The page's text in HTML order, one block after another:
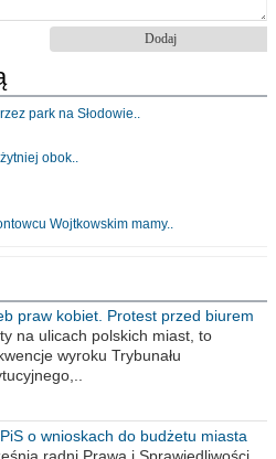
park na Słodowie..
obok..
Wojtkowskim mamy..
praw kobiet. Protest przed biurem
PiS
na ulicach polskich miast, to
wyroku Trybunału
o wnioskach do budżetu miasta